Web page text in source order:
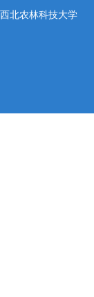
西北农林科技大学